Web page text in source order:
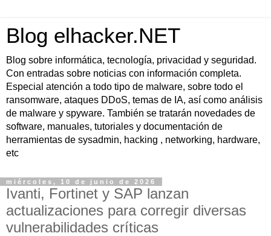
Blog elhacker.NET
Blog sobre informática, tecnología, privacidad y seguridad.
Con entradas sobre noticias con información completa.
Especial atención a todo tipo de malware, sobre todo el
ransomware, ataques DDoS, temas de IA, así como análisis
de malware y spyware. También se tratarán novedades de
software, manuales, tutoriales y documentación de
herramientas de sysadmin, hacking , networking, hardware,
etc
miércoles, 10 de junio de 2026
Ivanti, Fortinet y SAP lanzan
actualizaciones para corregir diversas
vulnerabilidades críticas